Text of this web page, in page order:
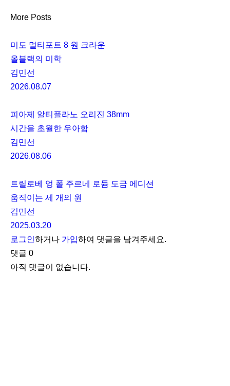
More Posts
미도 멀티포트 8 원 크라운
올블랙의 미학
김민선
2026.08.07
피아제 알티플라노 오리진 38mm
시간을 초월한 우아함
김민선
2026.08.06
트릴로베 엉 폴 주르네 로듐 도금 에디션
움직이는 세 개의 원
김민선
2025.03.20
로그인하거나 가입하여 댓글을 남겨주세요.
댓글 0
아직 댓글이 없습니다.